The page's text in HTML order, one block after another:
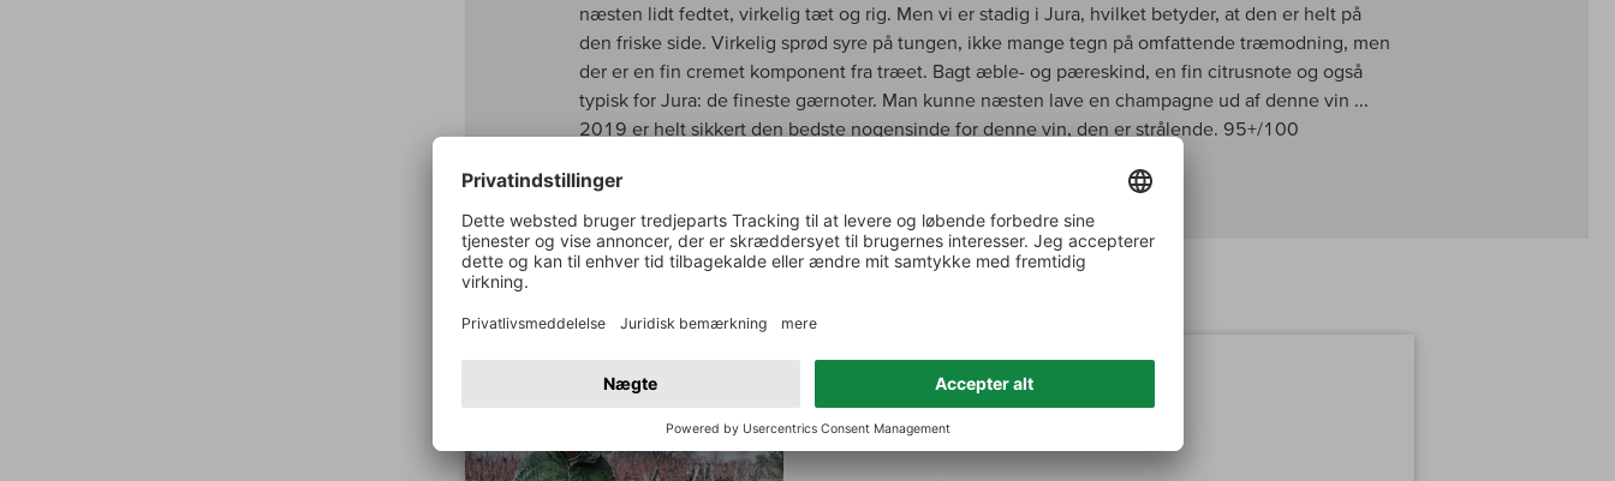
næsten lidt fedtet, virkelig tæt og rig. Men vi er stadig i Jura, hvilket betyder, at den er helt på
den friske side. Virkelig sprød syre på tungen, ikke mange tegn på omfattende træmodning, men
der er en fin cremet komponent fra træet. Bagt æble- og pæreskind, en fin citrusnote og også
typisk for Jura: de fineste gærnoter. Man kunne næsten lave en champagne ud af denne vin ...
2019 er helt sikkert den bedste nogensinde for denne vin, den er strålende. 95+/100
MIN VINMAGER
Le Clos des Grives